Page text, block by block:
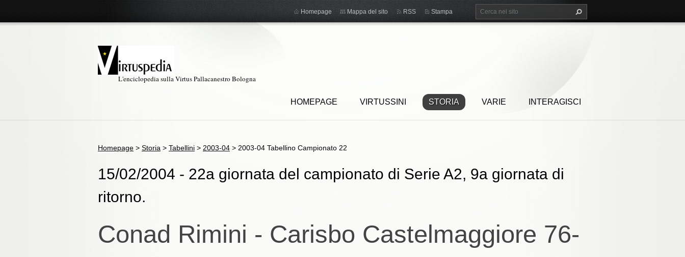
L'enciclopedia sulla Virtus Pallacanestro Bologna
HOMEPAGE VIRTUSSINI STORIA VARIE INTERAGISCI
Homepage Mappa del sito RSS Stampa
Homepage > Storia > Tabellini > 2003-04 > 2003-04 Tabellino Campionato 22
15/02/2004 - 22a giornata del campionato di Serie A2, 9a giornata di
ritorno.
Conad Rimini - Carisbo Castelmaggiore 76-